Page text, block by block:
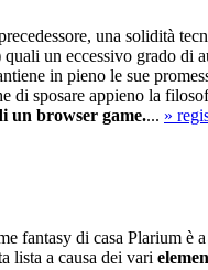
una solidità
un eccessivo grado di
in pieno le sue
di sposare appieno la
un browser game.... »
fantasy di casa Plarium
lista a causa dei vari